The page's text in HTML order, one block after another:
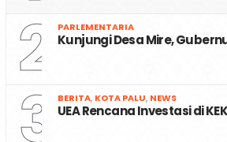
2 PARLEMENTARIA
Kunjungi Desa Mire,
3 BERITA, KOTA PALU, NEWS
UEA Rencana Investasi di